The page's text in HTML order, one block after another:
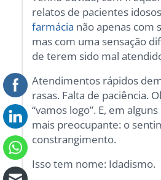
relatos de pacientes
farmácia não apenas
mas com uma sensação
de terem sido mal
Atendimentos rápidos
rasas. Falta de paciência.
“vamos logo”. E, em
mais preocupante: o
constrangimento.
Isso tem nome: Idadismo.